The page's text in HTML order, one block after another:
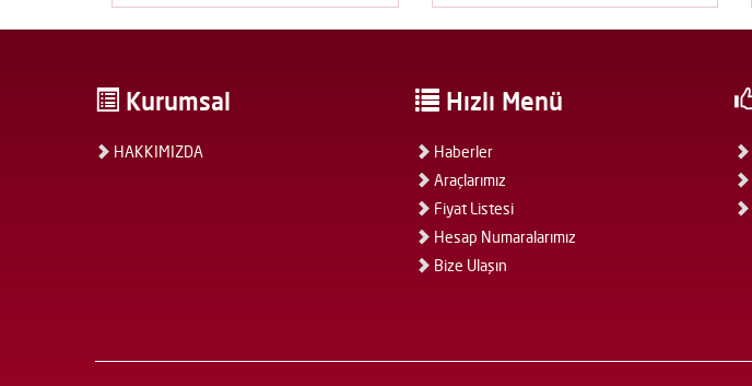
Kurumsal
HAKKIMIZDA
Hızlı Menü
Haberler
Araçlarımız
Fiyat Listesi
Hesap Numaralarımız
Bize Ulaşın